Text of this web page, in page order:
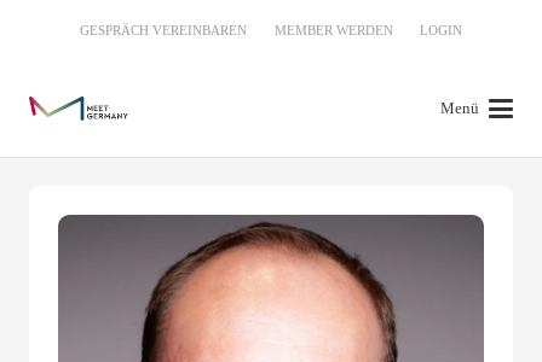
GESPRÄCH VEREINBAREN MEMBER WERDEN LOGIN
Menü